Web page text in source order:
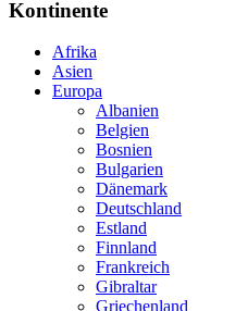
Kontinente
Afrika
Asien
Europa
Albanien
Belgien
Bosnien
Bulgarien
Dänemark
Deutschland
Estland
Finnland
Frankreich
Gibraltar
Griechenland